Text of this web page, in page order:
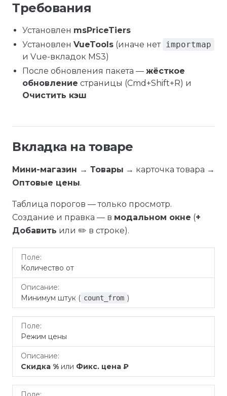
Требования
Установлен msPriceTiers
Установлен VueTools (иначе нет importmap
и Vue-вкладок MS3)
После обновления пакета — жёсткое
обновление страницы (Cmd+Shift+R) и
Очистить кэш
Вкладка на товаре
Мини-магазин → Товары → карточка товара →
Оптовые цены.
Таблица порогов — только просмотр.
Создание и правка — в модальном окне (+
Добавить или ✏️ в строке).
Поле
Количество от
Минимум штук ( count_from )
Режим цены
Скидка % или Фикс. цена ₽